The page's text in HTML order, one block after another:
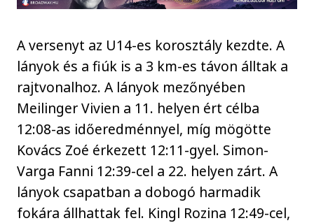
A versenyt az U14-es korosztály kezdte. A
lányok és a fiúk is a 3 km-es távon álltak a
rajtvonalhoz. A lányok mezőnyében
Meilinger Vivien a 11. helyen ért célba
12:08-as időeredménnyel, míg mögötte
Kovács Zoé érkezett 12:11-gyel. Simon-
Varga Fanni 12:39-cel a 22. helyen zárt. A
lányok csapatban a dobogó harmadik
fokára állhattak fel. Kingl Rozina 12:49-cel,